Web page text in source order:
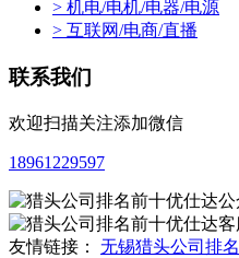
> 机电/电机/电器/电源
> 互联网/电商/直播
联系我们
欢迎扫描关注添加微信
18961229597
友情链接： 无锡猎头公司排名